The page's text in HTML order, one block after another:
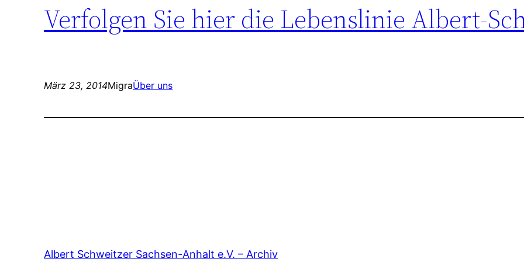
Verfolgen Sie hier die Lebenslinie Albert-
März 23, 2014MigraÜber uns
Albert Schweitzer Sachsen-Anhalt e.V. – Archiv